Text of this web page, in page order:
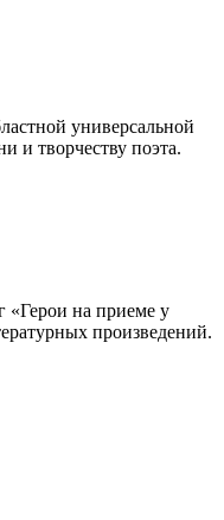
универсальной
и творчеству поэта.
«Герои на приеме у
произведений.